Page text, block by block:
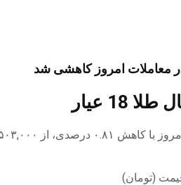
معاملات امروز کاهشی شد
18 عیار
(تومان)